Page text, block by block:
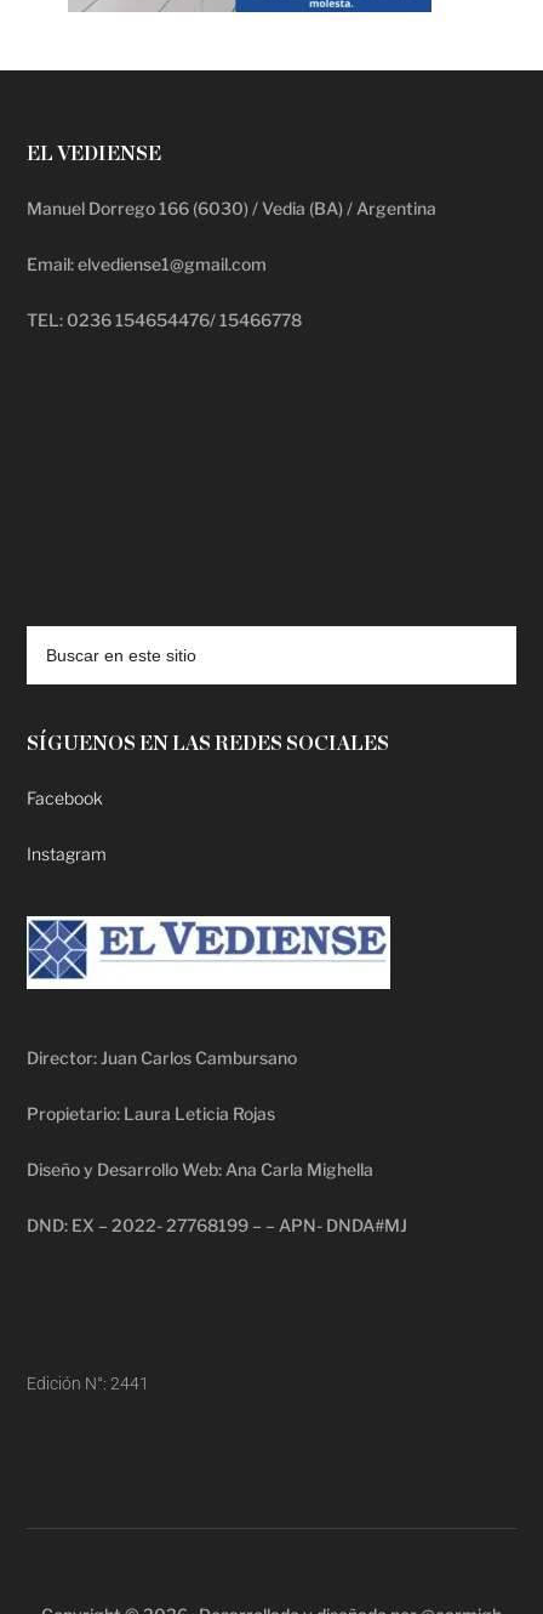
EL VEDIENSE
Manuel Dorrego 166 (6030) / Vedia (BA) / Argentina
Email: elvediense1@gmail.com
TEL: 0236 154654476/ 15466778
SÍGUENOS EN LAS REDES SOCIALES
Facebook
Instagram
Director: Juan Carlos Cambursano
Propietario: Laura Leticia Rojas
Diseño y Desarrollo Web: Ana Carla Mighella
DND: EX – 2022- 27768199 – – APN- DNDA#MJ
Edición N°: 2441